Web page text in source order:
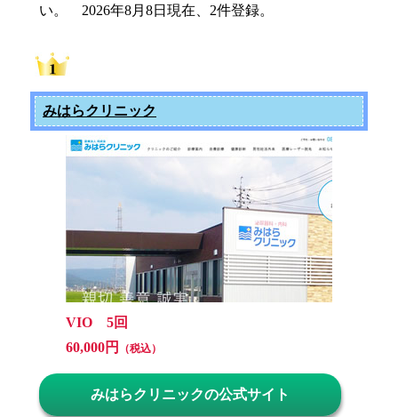
い。 2026年8月8日現在、2件登録。
みはらクリニック
VIO 5回
60,000円
（税込）
みはらクリニックの公式サイト